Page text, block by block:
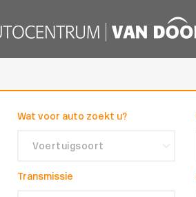
Wat voor auto zoekt u?
Transmissie